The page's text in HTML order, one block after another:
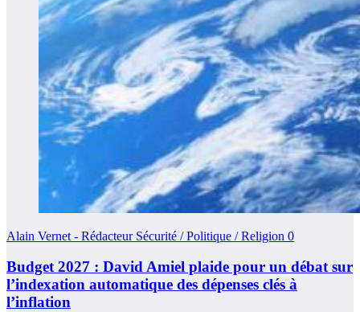
Alain Vernet - Rédacteur Sécurité / Politique / Religion 0
Budget 2027 : David Amiel plaide pour un débat sur
l’indexation automatique des dépenses clés à
l’inflation